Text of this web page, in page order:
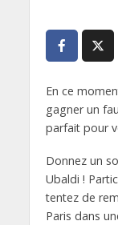
En ce
gagner un
parfait pour
Donnez un
Ubaldi !
tentez de
Paris dans